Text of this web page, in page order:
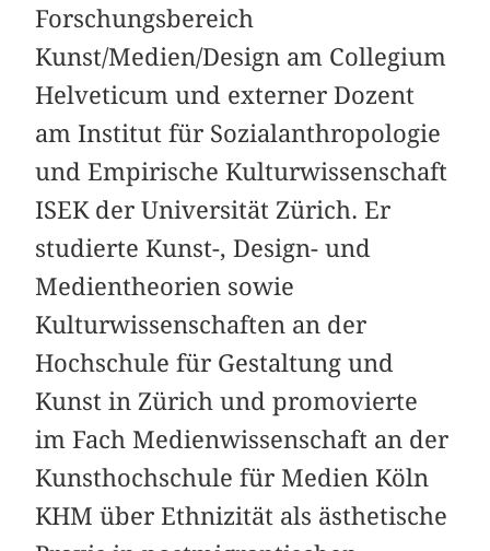
Forschungsbereich
Kunst/Medien/Design am Collegium
Helveticum und externer Dozent
am Institut für Sozialanthropologie
und Empirische Kulturwissenschaft
ISEK der Universität Zürich. Er
studierte Kunst-, Design- und
Medientheorien sowie
Kulturwissenschaften an der
Hochschule für Gestaltung und
Kunst in Zürich und promovierte
im Fach Medienwissenschaft an der
Kunsthochschule für Medien Köln
KHM über Ethnizität als ästhetische